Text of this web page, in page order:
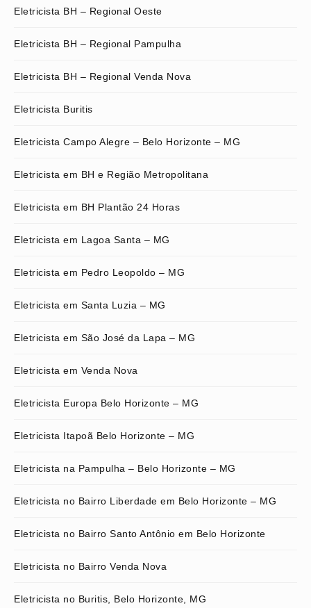
Eletricista BH – Regional Oeste
Eletricista BH – Regional Pampulha
Eletricista BH – Regional Venda Nova
Eletricista Buritis
Eletricista Campo Alegre – Belo Horizonte – MG
Eletricista em BH e Região Metropolitana
Eletricista em BH Plantão 24 Horas
Eletricista em Lagoa Santa – MG
Eletricista em Pedro Leopoldo – MG
Eletricista em Santa Luzia – MG
Eletricista em São José da Lapa – MG
Eletricista em Venda Nova
Eletricista Europa Belo Horizonte – MG
Eletricista Itapoã Belo Horizonte – MG
Eletricista na Pampulha – Belo Horizonte – MG
Eletricista no Bairro Liberdade em Belo Horizonte – MG
Eletricista no Bairro Santo Antônio em Belo Horizonte
Eletricista no Bairro Venda Nova
Eletricista no Buritis, Belo Horizonte, MG